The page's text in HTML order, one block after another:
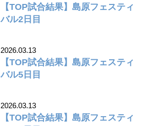
【TOP試合結果】島原フェスティ
バル2日目
2026.03.13
【TOP試合結果】島原フェスティ
バル5日目
2026.03.13
【TOP試合結果】島原フェスティ